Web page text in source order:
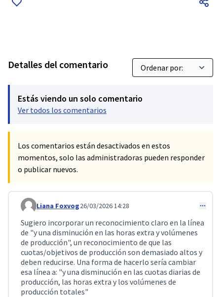
Detalles del comentario
Estás viendo un solo comentario
Ver todos los comentarios
Los comentarios están desactivados en estos
momentos, solo las administradoras pueden responder
o publicar nuevos.
Comentario 757
Liana Foxvog26/03/2026 14:28
Sugiero incorporar un reconocimiento claro en la línea
de "y una disminución en las horas extra y volúmenes
de producción", un reconocimiento de que las
cuotas/objetivos de producción son demasiado altos y
deben reducirse. Una forma de hacerlo sería cambiar
esa línea a: "y una disminución en las cuotas diarias de
producción, las horas extra y los volúmenes de
producción totales"